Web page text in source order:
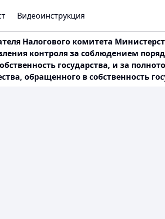
Видеоинструкция
Налогового комитета
контроля за соблюдением
государства, и за
обращенного в собственность